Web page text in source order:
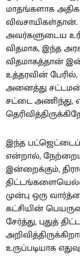
மாதங்களாக
அவர்களுடைய
விதமாக, இந்த
விதமாகத்தான்
உத்தரவின்
அனைத்து
சட்டை அணிந்து,
இந்த
என்றால்,
இன்றைக்கும்,
முன்பு ஒரு
கட்சியின்
சேர்த்து, புதுத்
உருப்படியாக